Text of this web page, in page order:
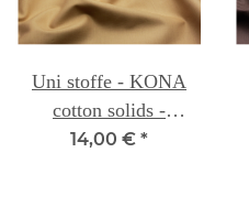
Uni stoffe - KONA
cotton solids -
WHEAT 127
14,00 € *